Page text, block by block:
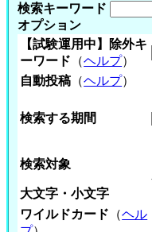
検索キーワード
オプション
【試験運用中】除外キ
ーワード （ヘルプ）
自動投稿 （ヘルプ）
検索する期間
検索対象
大文字・小文字
ワイルドカード （ヘル